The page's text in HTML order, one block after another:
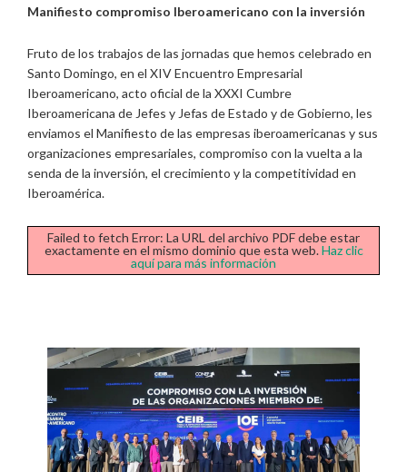
Manifiesto compromiso Iberoamericano con la inversión
Fruto de los trabajos de las jornadas que hemos celebrado en
Santo Domingo, en el XIV Encuentro Empresarial
Iberoamericano, acto oficial de la XXXI Cumbre
Iberoamericana de Jefes y Jefas de Estado y de Gobierno, les
enviamos el Manifiesto de las empresas iberoamericanas y sus
organizaciones empresariales, compromiso con la vuelta a la
senda de la inversión, el crecimiento y la competitividad en
Iberoamérica.
Failed to fetch Error: La URL del archivo PDF debe estar
exactamente en el mismo dominio que esta web.Haz clic
aquí para más información